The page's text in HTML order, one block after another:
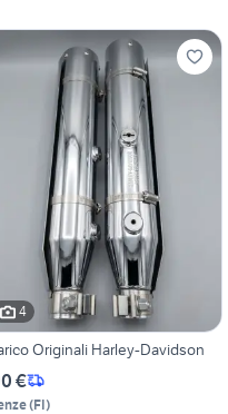
4
Originali Harley-Davidson
€
(FI)